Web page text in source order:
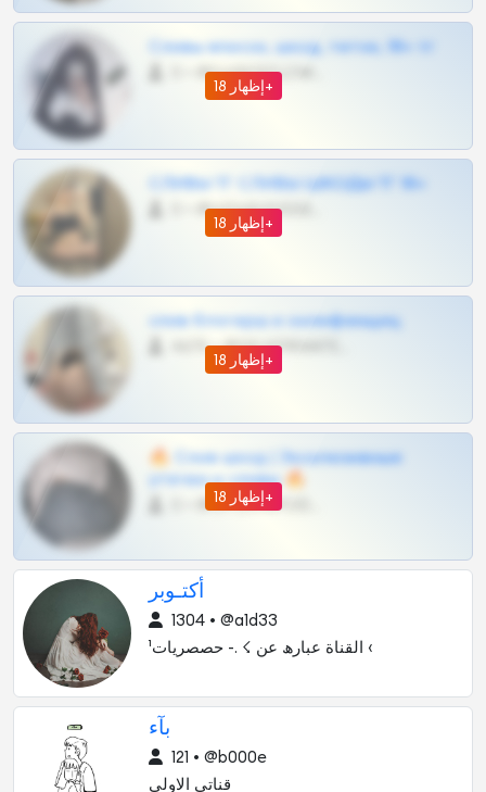
إظهار 18+
Сливы вписок, шкод, теток, 18+ тг
إظهار 18+
СЛИВЫ ТГ СЛИВЫ ШКОДЫ ТГ 18+
إظهار 18+
слив блогерш и онлифанщиц
4675 •
إظهار 18+
🔥 Слив шкод | Эксклюзивные
утечки и сливы 🔥
أكتـوبر
1304 • @a1d33
القناة عبارھ عن ☇ .- حصصريات¹ ‹
بآء
121 • @b000e
قناتي الاولى